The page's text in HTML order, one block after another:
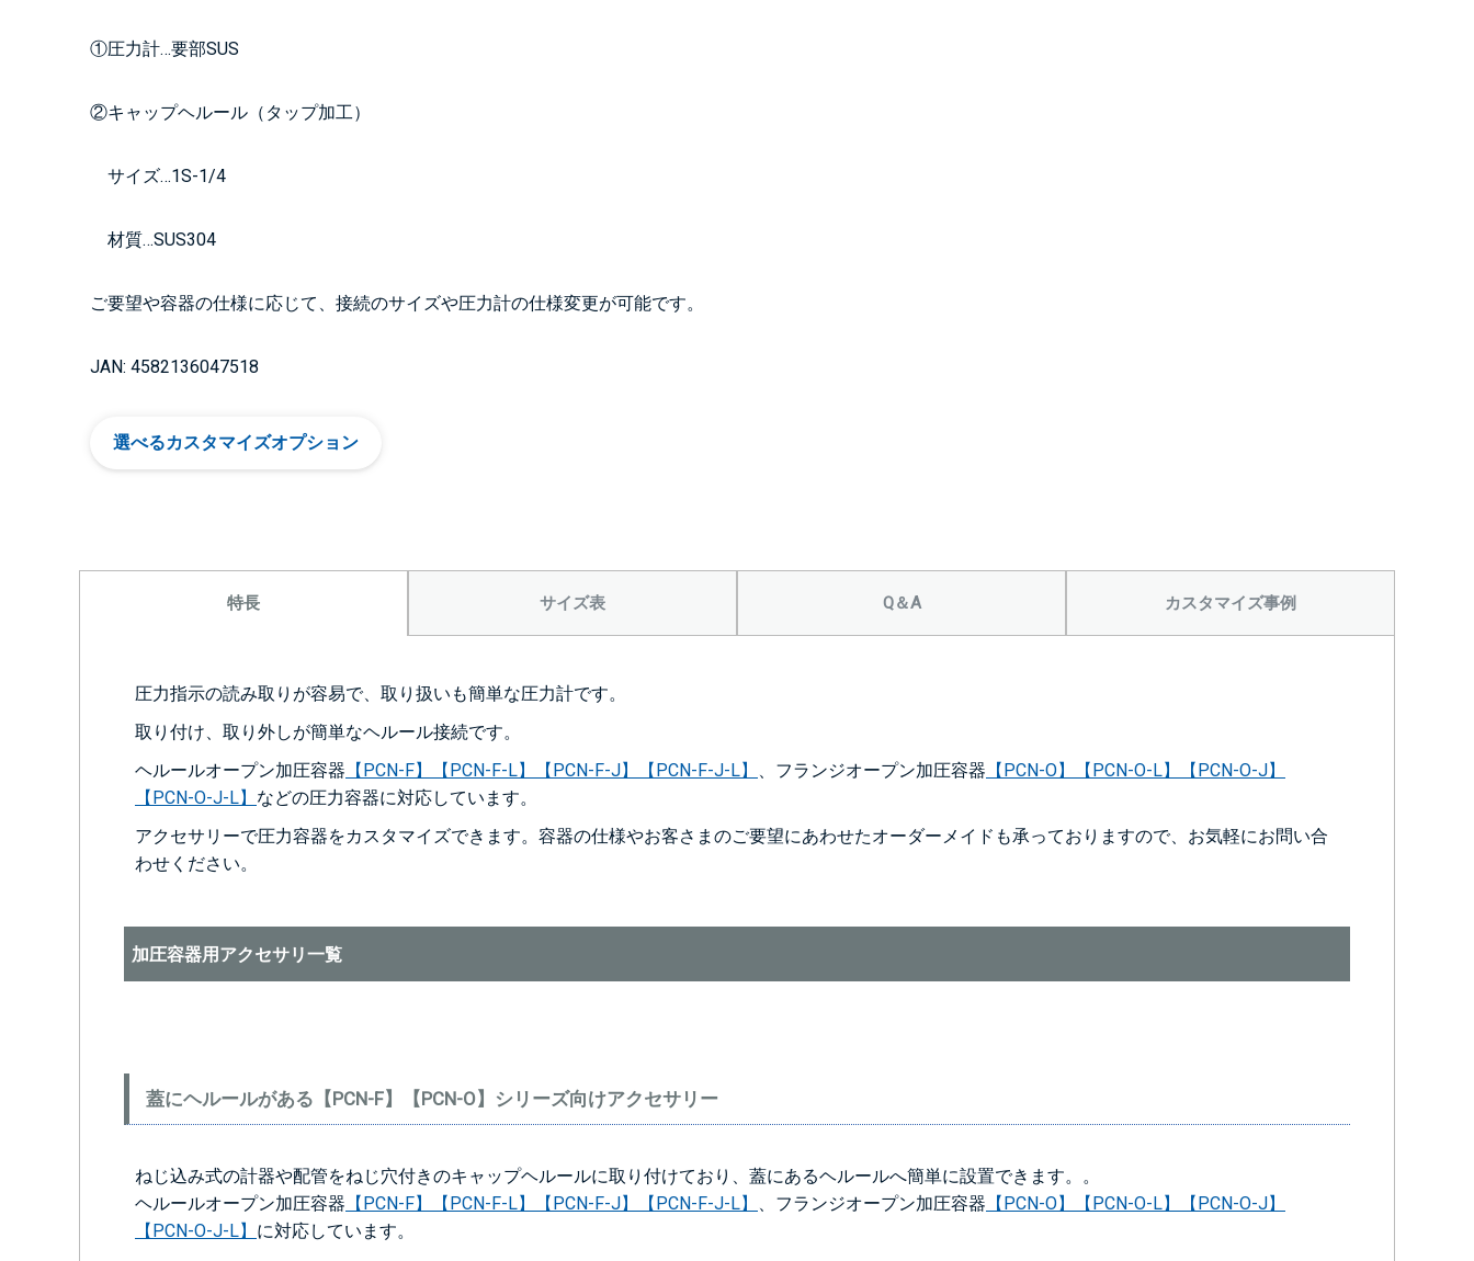
①圧力計…要部SUS
②キャップヘルール（タップ加工）
サイズ…1S-1/4
材質…SUS304
ご要望や容器の仕様に応じて、接続のサイズや圧力計の仕様変更が可能です。
JAN: 4582136047518
選べるカスタマイズオプション
特長 サイズ表 Q＆A カスタマイズ事例
圧力指示の読み取りが容易で、取り扱いも簡単な圧力計です。
取り付け、取り外しが簡単なヘルール接続です。
ヘルールオープン加圧容器 【PCN-F】 【PCN-F-L】 【PCN-F-J】 【PCN-F-J-L】 、フランジオープン加圧容器 【PCN-O】 【PCN-O-L】
【PCN-O-J】
【PCN-O-J-L】 などの圧力容器に対応しています。
アクセサリーで圧力容器をカスタマイズできます。容器の仕様やお客さまのご要望にあわせたオーダーメイドも承っておりますので、お気軽にお問い合
わせください。
加圧容器用アクセサリ一覧
蓋にヘルールがある【PCN-F】【PCN-O】シリーズ向けアクセサリー
ねじ込み式の計器や配管をねじ穴付きのキャップヘルールに取り付けており、蓋にあるヘルールへ簡単に設置できます。。
ヘルールオープン加圧容器 【PCN-F】 【PCN-F-L】 【PCN-F-J】 【PCN-F-J-L】 、フランジオープン加圧容器 【PCN-O】 【PCN-O-L】
【PCN-O-J】
【PCN-O-J-L】 に対応しています。